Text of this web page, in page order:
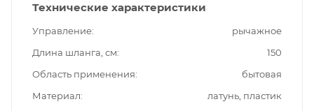
Технические характеристики
Управление
рычажное
Длина шланга, см
150
Область применения
бытовая
Материал
латунь, пластик